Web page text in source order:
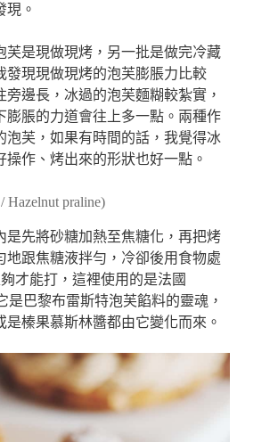
現。
芙是現做現烤，另一批是做完冷藏
發現現做現烤的泡芙膨脹力比較
旁邊長，冰過的泡芙麵糊較紮實，
膨脹的力道會往上多一點。兩種作
泡芙，如果有時間的話，我覺得冰
操作、烤出來的形狀也好一點。
praline)
是先將砂糖加熱至焦糖化，再把烤
地跟焦糖液拌勻，冷卻後用食物處
才能打，這裡使用的是法國
是巴黎布雷斯特泡芙餡料的靈魂，
是榛果慕斯林醬都由它變化而來。